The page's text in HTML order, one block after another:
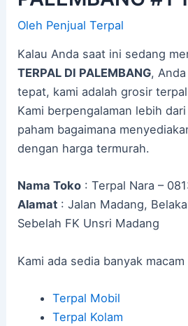
Oleh Penjual Terpal
Kalau Anda saat ini sedang
TERPAL DI PALEMBANG,
tepat, kami adalah grosir
Kami berpengalaman lebih
paham bagaimana
dengan harga termurah.
Nama Toko : Terpal Nara –
Alamat : Jalan Madang,
Sebelah FK Unsri Madang
Kami ada sedia banyak
Terpal Mobil
Terpal Kolam